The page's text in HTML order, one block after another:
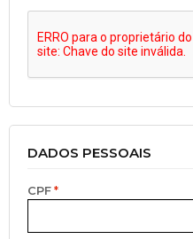
DADOS PESSOAIS
CPF